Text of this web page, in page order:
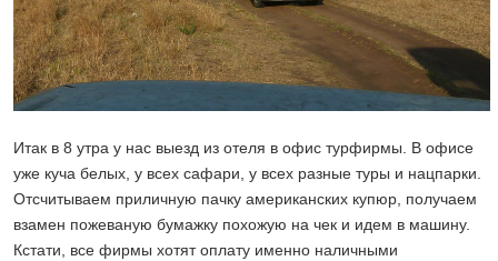
Итак в 8 утра у нас выезд из отеля в офис турфирмы. В офисе
уже куча белых, у всех сафари, у всех разные туры и нацпарки.
Отсчитываем приличную пачку американских купюр, получаем
взамен пожеваную бумажку похожую на чек и идем в машину.
Кстати, все фирмы хотят оплату именно наличными